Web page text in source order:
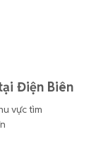
Điện Biên
vực tìm